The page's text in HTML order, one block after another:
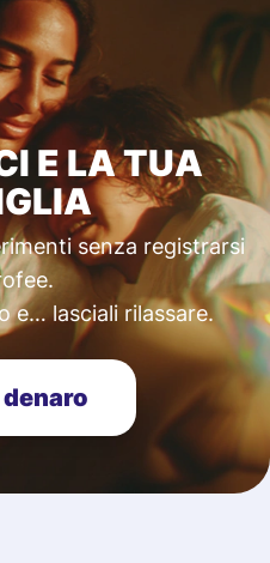
E LA TUA
senza registrarsi
e… lasciali rilassare.